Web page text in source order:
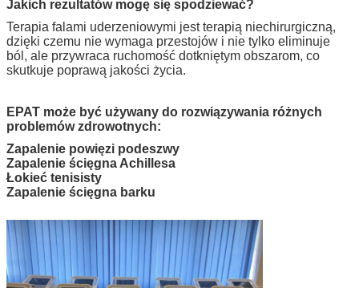
Jakich rezultatów mogę się spodziewać?
Terapia falami uderzeniowymi jest terapią niechirurgiczną,
dzięki czemu nie wymaga przestojów i nie tylko eliminuje
ból, ale przywraca ruchomość dotkniętym obszarom, co
skutkuje poprawą jakości życia.
EPAT może być używany do rozwiązywania różnych
problemów zdrowotnych:
Zapalenie powięzi podeszwy
Zapalenie ścięgna Achillesa
Łokieć tenisisty
Zapalenie ścięgna barku